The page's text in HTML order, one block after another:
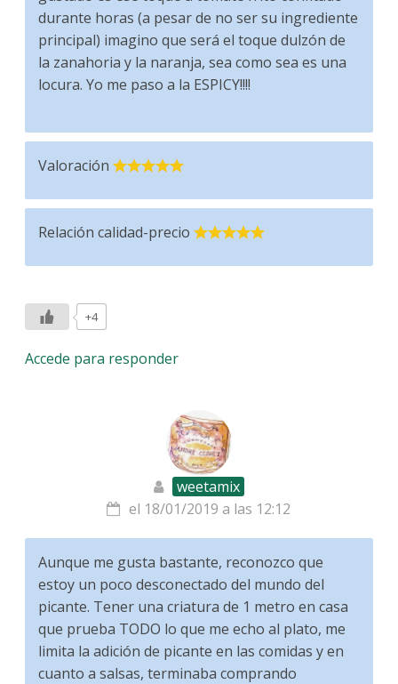
durante horas (a pesar de no ser su ingrediente
principal) imagino que será el toque dulzón de
la zanahoria y la naranja, sea como sea es una
locura. Yo me paso a la ESPICY!!!!
Valoración
Relación calidad-precio
+4
Accede para responder
weetamix
el 18/01/2019 a las 12:12
Aunque me gusta bastante, reconozco que
estoy un poco desconectado del mundo del
picante. Tener una criatura de 1 metro en casa
que prueba TODO lo que me echo al plato, me
limita la adición de picante en las comidas y en
cuanto a salsas, terminaba comprando